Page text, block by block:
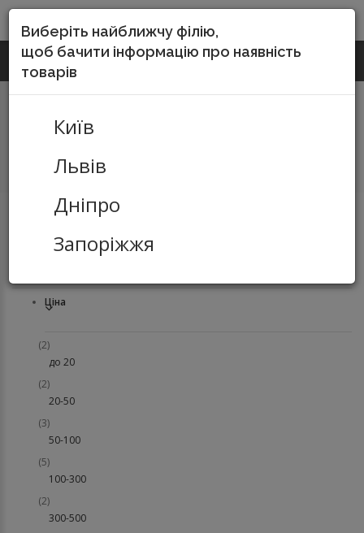
(067) 252-55-15
Ціна
до 20
(2)
20-50
(2)
50-100
(3)
100-300
(5)
300-500
(2)
Виберіть найближчу філію,
щоб бачити інформацію про наявність
товарів
Київ
Львів
Дніпро
Запоріжжя